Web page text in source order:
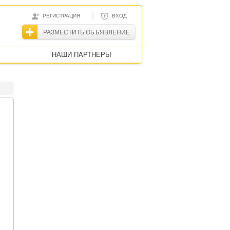
РЕГИСТРАЦИЯ | ВХОД
РАЗМЕСТИТЬ ОБЪЯВЛЕНИЕ
НАШИ ПАРТНЕРЫ